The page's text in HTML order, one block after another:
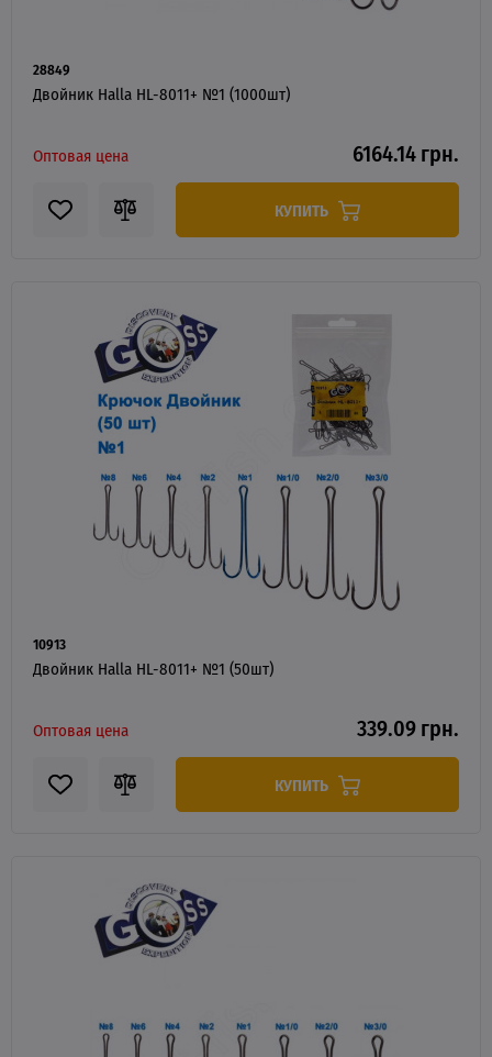
28849
Двойник Halla HL-8011+ №1 (1000шт)
Оптовая цена 6164.14 грн.
КУПИТЬ
10913
Двойник Halla HL-8011+ №1 (50шт)
Оптовая цена 339.09 грн.
КУПИТЬ